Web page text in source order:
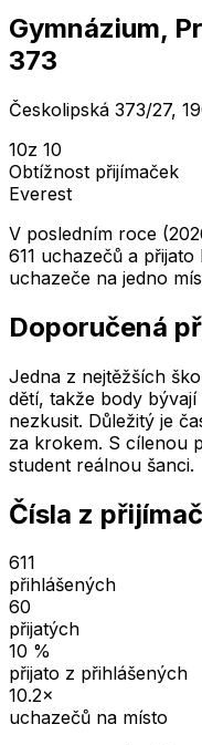
Gymnázium,
373
Českolipská 373/27,
10z 10
Obtížnost přijímaček
Everest
V posledním roce
611 uchazečů a
uchazeče na jedno
Doporučená
Jedna z nejtěžších
dětí, takže body
nezkusit. Důležitý je
za krokem. S cílenou
student reálnou šanci.
Čísla z
611
přihlášených
60
přijatých
10 %
přijato z přihlášených
10.2×
uchazečů na místo